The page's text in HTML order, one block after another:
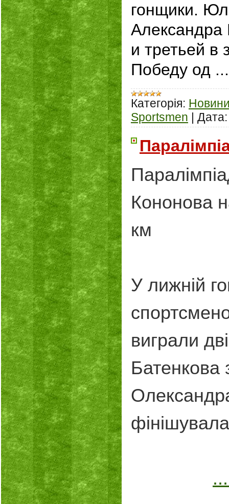
гонщики.
Александра
и третьей в
Победу од
Категорія:
Sportsmen | Дата:
Кононова
км
У лижній
виграли
Батенкова